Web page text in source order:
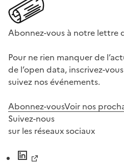
Abonnez-vous à notre lettre
Pour ne rien manquer de
de l’open data, inscrivez-
suivez nos événements.
Abonnez-vousVoir nos
Suivez-nous
sur les réseaux sociaux